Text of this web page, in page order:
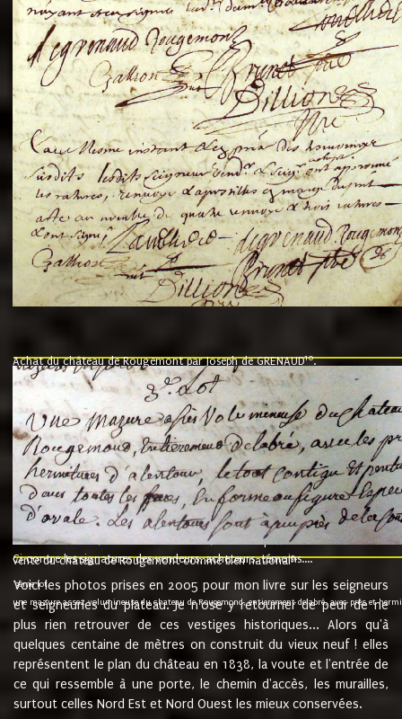
Achat du château de Rougemont par Joseph de GRENAUD10.
"l'an mil six cent soixante treze le ving neuvième jour du mois de
nommé fut présent Messire Claude Guillaume de Moyriat chevalier baron
vend, purement simplement et irrevocablement a monseigneur monsieur
et chavannes conseiller du roy au parlement de Bourgogne, present et
que le dit seigneur Baron de la Vellière a sur ses hommes, indivisables et
de la Velliere tout ainsi et comme le dit seigneur Baron et ses
présent......"
suivent les rentes, donation des terriers, etc... au prix de 880 livre louis
Ci contre les signatures des vendeurs, acheteurs, témoins....
vente du château de Rougemont comme bien national9.
"3ème lot
une mazure assez volumineuse du chateau de Rougemond, entierement delabré, avec près et
Voici les photos prises en 2005 pour mon livre sur les seigneurs
et seigneuries du plateau. Je n'ose y retourner de peur de ne
plus rien retrouver de ces vestiges historiques... Alors qu'à
quelques centaine de mètres on construit du vieux neuf ! elles
représentent le plan du château en 1838, la voute et l'entrée de
ce qui ressemble à une porte, le chemin d'accès, les murailles,
surtout celles Nord Est et Nord Ouest les mieux conservées.